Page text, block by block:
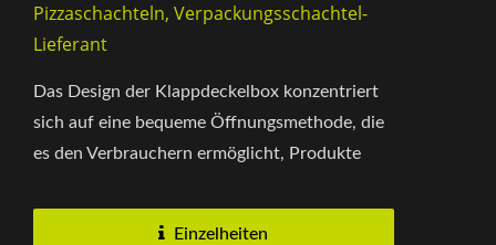
Pizzaschachteln, Verpackungsschachtel-
Lieferant
Das Design der Klappdeckelbox konzentriert
sich auf eine bequeme Öffnungsmethode, die
es den Verbrauchern ermöglicht, Produkte
Einzelheiten